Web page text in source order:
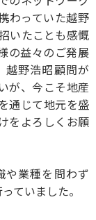
わっていた越野
いたことも感慨
の益々のご発展
越野浩昭顧問が
が、今こそ地産
通じて地元を盛
をよろしくお願
や業種を問わず
ていました。